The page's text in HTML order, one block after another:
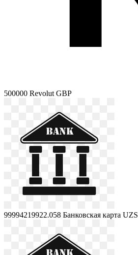
500000 Revolut GBP
99994219922.058 Банковская карта UZS